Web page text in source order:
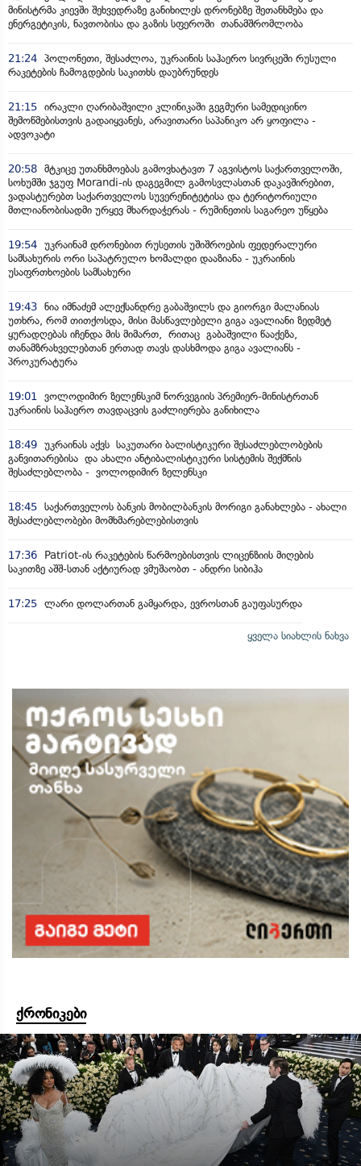
მინისტრმა კიევში შეხვედრაზე განიხილეს დრონებზე შეთანხმება და
ენერგეტიკის, ნავთობისა და გაზის სფეროში თანამშრომლობა
21:24 პოლონეთი, შესაძლოა, უკრაინის საჰაერო სივრცეში რუსული
რაკეტების ჩამოგდების საკითხს დაუბრუნდეს
21:15 ირაკლი ღარიბაშვილი კლინიკაში გეგმური სამედიცინო
შემოწმებისთვის გადაიყვანეს, არავითარი საპანიკო არ ყოფილა -
ადვოკატი
20:58 მტკიცე უთანხმოებას გამოვხატავთ 7 აგვისტოს საქართველოში,
სოხუმში ჯგუფ Morandi-ის დაგეგმილ გამოსვლასთან დაკავშირებით,
ვადასტურებთ საქართველოს სუვერენიტეტისა და ტერიტორიული
მთლიანობისადმი ურყევ მხარდაჭერას - რუმინეთის საგარეო უწყება
19:54 უკრაინამ დრონებით რუსეთის უშიშროების ფედერალური
სამსახურის ორი საპატრულო ხომალდი დააზიანა - უკრაინის
უსაფრთხოების სამსახური
19:43 ნია იმნაძემ ალექსანდრე გაბაშვილს და გიორგი მალანიას
უთხრა, რომ თითქოსდა, მისი მასწავლებელი გიგა ავალიანი ზედმეტ
ყურადღებას იჩენდა მის მიმართ, რითაც გაბაშვილი წააქეზა,
თანამზრახველებთან ერთად თავს დასხმოდა გიგა ავალიანს -
პროკურატურა
19:01 ვოლოდიმირ ზელენსკიმ ნორვეგიის პრემიერ-მინისტრთან
უკრაინის საჰაერო თავდაცვის გაძლიერება განიხილა
18:49 უკრაინას აქვს საკუთარი ბალისტიკური შესაძლებლობების
განვითარებისა და ახალი ანტიბალისტიკური სისტემის შექმნის
შესაძლებლობა - ვოლოდიმირ ზელენსკი
18:45 საქართველოს ბანკის მობილბანკის მორიგი განახლება - ახალი
შესაძლებლობები მომხმარებლებისთვის
17:36
Patriot-ის რაკეტების წარმოებისთვის ლიცენზიის მიღების
საკითზე აშშ-სთან აქტიურად ვმუშაობთ - ანდრი სიბიჰა
17:25 ლარი დოლართან გამყარდა, ევროსთან გაუფასურდა
ყველა სიახლის ნახვა
ქრონიკები